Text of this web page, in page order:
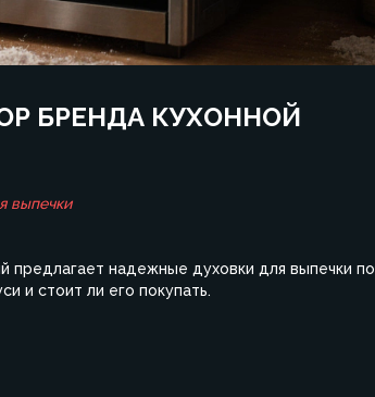
БРЕНДА КУХОННОЙ
выпечки
предлагает надежные духовки для выпечки по
и стоит ли его покупать.